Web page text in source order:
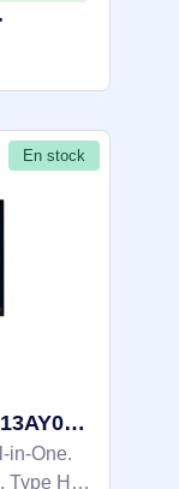
En stock
ThinkCentre M70a Gen 6 - 13AY000YGE
in-One.
Type HD: